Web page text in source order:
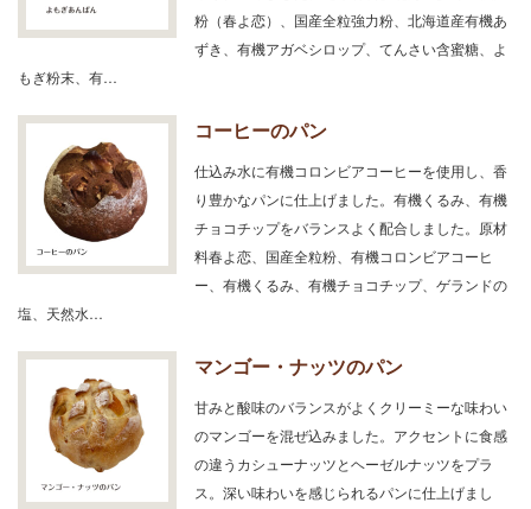
粉（春よ恋）、国産全粒強力粉、北海道産有機あ
ずき、有機アガベシロップ、てんさい含蜜糖、よ
もぎ粉末、有…
コーヒーのパン
仕込み水に有機コロンビアコーヒーを使用し、香
り豊かなパンに仕上げました。有機くるみ、有機
チョコチップをバランスよく配合しました。原材
料春よ恋、国産全粒粉、有機コロンビアコーヒ
ー、有機くるみ、有機チョコチップ、ゲランドの
塩、天然水…
マンゴー・ナッツのパン
甘みと酸味のバランスがよくクリーミーな味わい
のマンゴーを混ぜ込みました。アクセントに食感
の違うカシューナッツとヘーゼルナッツをプラ
ス。深い味わいを感じられるパンに仕上げまし